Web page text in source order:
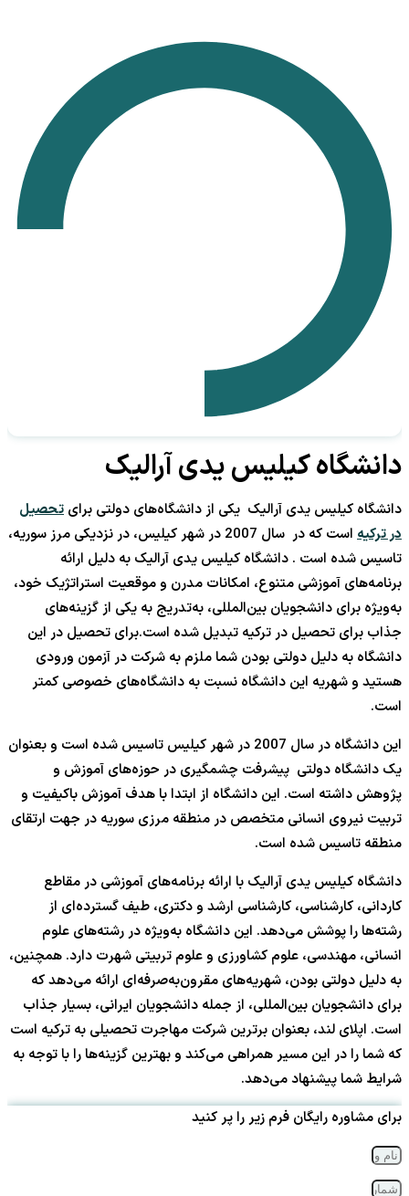
دانشگاه کیلیس یدی آرالیک
دانشگاه کیلیس یدی آرالیک یکی از دانشگاه‌های دولتی برای تحصیل
در ترکیه
است که در سال 2007 در شهر کیلیس، در نزدیکی مرز سوریه،
تاسیس شده است . دانشگاه کیلیس یدی آرالیک به دلیل ارائه
برنامه‌های آموزشی متنوع، امکانات مدرن و موقعیت استراتژیک خود،
به‌ویژه برای دانشجویان بین‌المللی، به‌تدریج به یکی از گزینه‌های
جذاب برای تحصیل در ترکیه تبدیل شده است.برای تحصیل در این
دانشگاه به دلیل دولتی بودن شما ملزم به شرکت در آزمون ورودی
هستید و شهریه این دانشگاه نسبت به دانشگاه‌های خصوصی کمتر
است.
این دانشگاه در سال 2007 در شهر کیلیس تاسیس شده است و بعنوان
یک دانشگاه دولتی پیشرفت چشمگیری در حوزه‌های آموزش و
پژوهش داشته است. این دانشگاه از ابتدا با هدف آموزش باکیفیت و
تربیت نیروی انسانی متخصص در منطقه مرزی سوریه در جهت ارتقای
منطقه تاسیس شده است.
دانشگاه کیلیس یدی آرالیک با ارائه برنامه‌های آموزشی در مقاطع
کاردانی، کارشناسی، کارشناسی ارشد و دکتری، طیف گسترده‌ای از
رشته‌ها را پوشش می‌دهد. این دانشگاه به‌ویژه در رشته‌های علوم
انسانی، مهندسی، علوم کشاورزی و علوم تربیتی شهرت دارد. همچنین،
به دلیل دولتی بودن، شهریه‌های مقرون‌به‌صرفه‌ای ارائه می‌دهد که
برای دانشجویان بین‌المللی، از جمله دانشجویان ایرانی، بسیار جذاب
است. اپلای لند، بعنوان برترین شرکت مهاجرت تحصیلی به ترکیه است
که شما را در این مسیر همراهی می‌کند و بهترین گزینه‌ها را با توجه به
شرایط شما پیشنهاد می‌دهد.
برای مشاوره رایگان فرم زیر را پر کنید